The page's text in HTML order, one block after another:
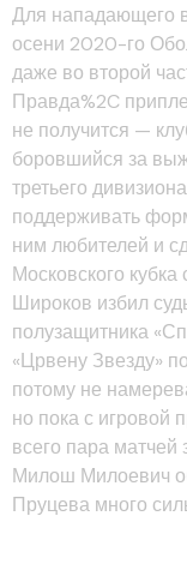
Для нападающего
осени 2020-го
даже во второй
Правда%2C
не получится —
боровшийся за
третьего
поддерживать
ним любителей и
Московского
Широков избил
полузащитника
«Црвену Звезду»
потому не
но пока с игровой
всего пара матчей
Милош Милоевич
Пруцева много